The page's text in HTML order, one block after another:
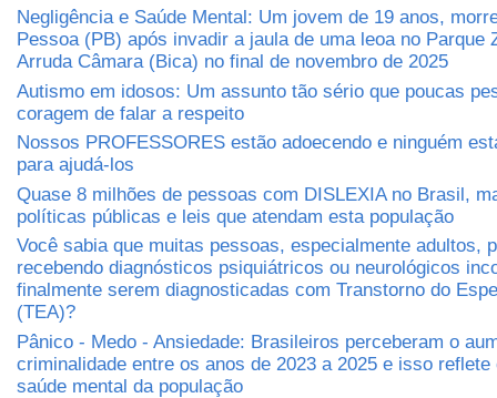
Negligência e Saúde Mental: Um jovem de 19 anos,
Pessoa (PB) após invadir a jaula de uma leoa no Parque
Arruda Câmara (Bica) no final de novembro de 2025
Autismo em idosos: Um assunto tão sério que poucas
coragem de falar a respeito
Nossos PROFESSORES estão adoecendo e ninguém
para ajudá-los
Quase 8 milhões de pessoas com DISLEXIA no Brasil,
políticas públicas e leis que atendam esta população
Você sabia que muitas pessoas, especialmente adultos,
recebendo diagnósticos psiquiátricos ou neurológicos
finalmente serem diagnosticadas com Transtorno do
(TEA)?
Pânico - Medo - Ansiedade: Brasileiros perceberam o
criminalidade entre os anos de 2023 a 2025 e isso reflete
saúde mental da população